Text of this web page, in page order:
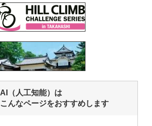
AI（人工知能）は
こんなページをおすすめします